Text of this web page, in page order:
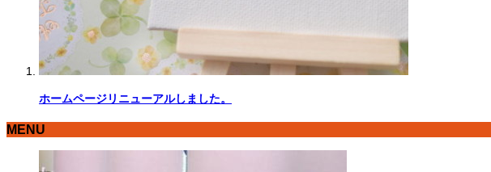
ホームページリニューアルしました。
MENU